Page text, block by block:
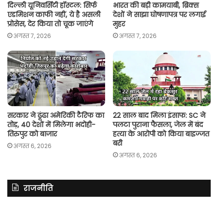
दिल्ली यूनिवर्सिटी हॉस्टल: सिर्फ
एडमिशन काफी नहीं, ये है असली
प्रोसेस, देर किया तो चूक जाएंगे
अगस्त 7, 2026
भारत की बड़ी कामयाबी, ब्रिक्स
देशों ने साझा घोषणापत्र पर लगाई
मुहर
अगस्त 7, 2026
सरकार ने ढूंढा अमेरिकी टैरिफ का
तोड़, 40 देशों में मिलेगा भदोही-
तिरुपुर को बाजार
अगस्त 6, 2026
22 साल बाद मिला इंसाफ: SC ने
पलटा पुराना फैसला, जेल में बंद
हत्या के आरोपी को किया बाइज्जत
बरी
अगस्त 6, 2026
राजनीति